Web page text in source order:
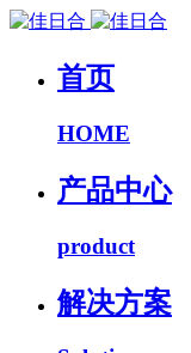
首页
HOME
产品中心
product
解决方案